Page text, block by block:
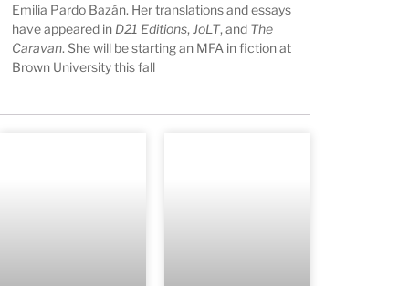
Emilia Pardo Bazán. Her translations and essays
have appeared in D21 Editions, JoLT, and The
Caravan. She will be starting an MFA in fiction at
Brown University this fall